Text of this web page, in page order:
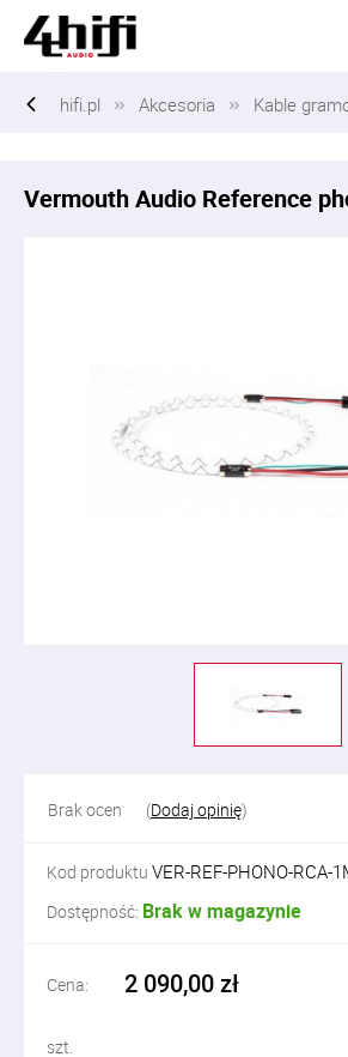
hifi.pl Akcesoria Kable
Vermouth Audio Reference
Brak ocen (Dodaj opinię)
Kod produktu VER-REF-PHONO-RCA-
Dostępność: Brak w magazynie
Cena: 2 090,00 zł
szt.